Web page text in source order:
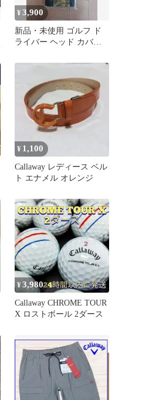
¥3,900
新品・未使用 ゴルフ ド
ライバー ヘッド カバー
¥ 1,100
Callaway レディース ベル
ト エナメル オレンジ
¥3,980
Callaway CHROME TOUR
X ロストボール 2ダース